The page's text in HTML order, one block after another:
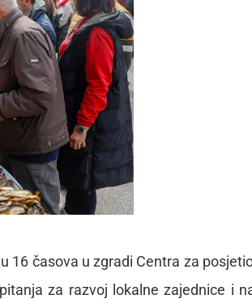
16 časova u zgradi Centra za
za razvoj lokalne zajednice i